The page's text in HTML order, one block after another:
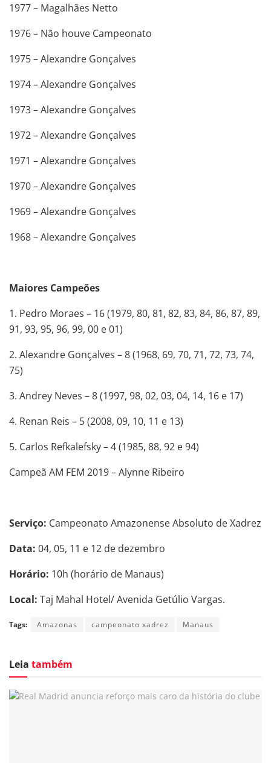
1977 – Magalhães Netto
1976 – Não houve Campeonato
1975 – Alexandre Gonçalves
1974 – Alexandre Gonçalves
1973 – Alexandre Gonçalves
1972 – Alexandre Gonçalves
1971 – Alexandre Gonçalves
1970 – Alexandre Gonçalves
1969 – Alexandre Gonçalves
1968 – Alexandre Gonçalves
Maiores Campeões
1. Pedro Moraes – 16 (1979, 80, 81, 82, 83, 84, 86, 87, 89,
91, 93, 95, 96, 99, 00 e 01)
2. Alexandre Gonçalves – 8 (1968, 69, 70, 71, 72, 73, 74,
75)
3. Andrey Neves – 8 (1997, 98, 02, 03, 04, 14, 16 e 17)
4. Renan Reis – 5 (2008, 09, 10, 11 e 13)
5. Carlos Refkalefsky – 4 (1985, 88, 92 e 94)
Campeã AM FEM 2019 – Alynne Ribeiro
Serviço: Campeonato Amazonense Absoluto de Xadrez
Data: 04, 05, 11 e 12 de dezembro
Horário: 10h (horário de Manaus)
Local: Taj Mahal Hotel/ Avenida Getúlio Vargas.
Tags: Amazonas campeonato xadrez Manaus
Leia também